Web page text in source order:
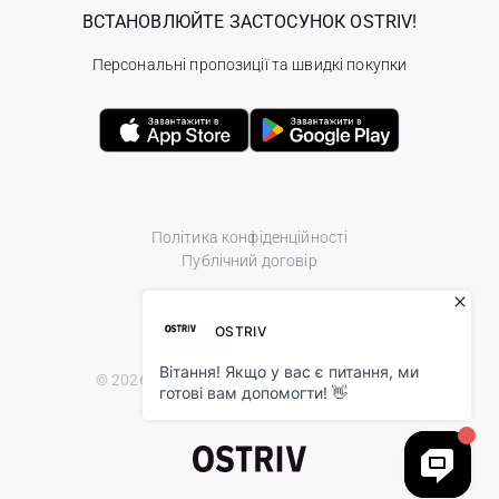
Політика конфіденційності
Публічний договір
© 2026 Ostriv.ua Store. All Rights Reserved.
ВСТАНОВЛЮЙТЕ ЗАСТОСУНОК OSTRIV!
Персональні пропозиції та швидкі покупки